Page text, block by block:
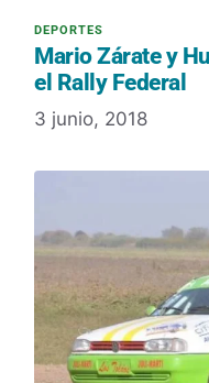
Mario Zárate y
el Rally Federal
3 junio, 2018